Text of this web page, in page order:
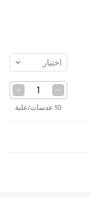
اختيار
10 عدسات/علبة